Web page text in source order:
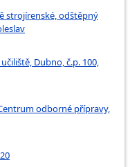
strojírenské, odštěpný
Dubno, č.p. 100,
odborné přípravy,